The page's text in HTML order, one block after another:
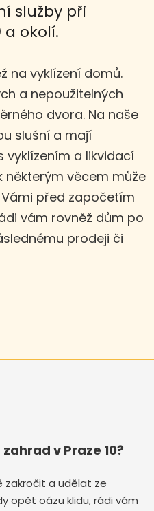
služby při
a okolí.
na vyklízení domů.
a nepoužitelných
dvora. Na naše
slušní a mají
vyklízením a likvidací
některým věcem může
před započetím
vám rovněž dům po
prodeji či
v Praze 10?
zakročit a udělat ze
opět oázu klidu, rádi vám